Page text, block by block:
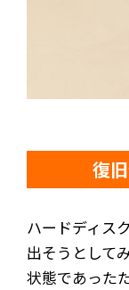
復
ハードディス
出そうとして
状態であった